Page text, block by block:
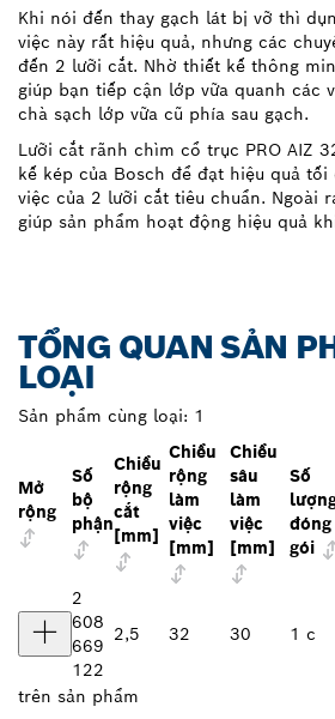
Khi nói đến thay gạch lát bị vỡ thì
việc này rất hiệu quả, nhưng các
đến 2 lưỡi cắt. Nhờ thiết kế thông
giúp bạn tiếp cận lớp vữa quanh các
chà sạch lớp vữa cũ phía sau gạch.
Lưỡi cắt rãnh chìm cổ trục PRO AIZ
kế kép của Bosch để đạt hiệu quả
việc của 2 lưỡi cắt tiêu chuẩn. Ngoài
giúp sản phẩm hoạt động hiệu quả
TỔNG QUAN SẢN
LOẠI
Sản phẩm cùng loại: 1
Mở
rộng
Số
bộ
phận
Chiều
rộng
cắt
[mm]
Chiều
rộng
làm
việc
[mm]
Chiều
sâu
làm
việc
[mm]
Số
đóng
gói
2
608
669
122
2,5 32 30 1 c
trên sản phẩm